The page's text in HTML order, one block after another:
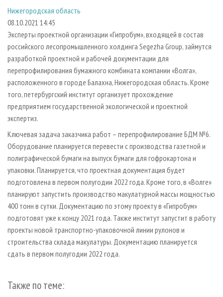
СУШКА ДРЕВЕСИНЫ
ПРОИЗВОДСТВО ДРЕВЕСНЫХ ПЛИТ
ДЕРЕВЯННОЕ ДОМОСТРОЕНИЕ
ПРОИЗВОДСТВО МЕБЕЛИ
БИОЭНЕРГЕТИКА
ЦБП
ИНСТРУМЕНТ И МАТЕРИАЛЫ
ПЕРСОНЫ
МОБИЛЬНЫЕ ВЫСТАВКИ
ОФИЦИАЛЬНЫЕ ДЕЛЕГАЦИИ
ПРИОРИТЕТНЫЕ ИНВЕСТПРОЕКТЫ
RUSSIAN FORESTRY REVIEW
ГАЗЕТА ЛЕСПРОМФОРУМ
БИБЛИОТЕКА СПЕЦИАЛИСТА
КОНТАКТЫ
РЕКЛАМОДАТЕЛЯМ
РЕКЛАМА
РЕКЛАМА НА САЙТЕ
Нижегородская область
08.10.2021 14:45
Эксперты проектной организации «Гипробум», входящей в состав
российского лесопромышленного холдинга Segezha Group, займутся
разработкой проектной и рабочей документации для
перепрофилирования бумажного комбината компании «Волга»,
расположенного в городе Балахна, Нижегородская область. Кроме
того, петербургский институт организует прохождение
предприятием государственной экологической и проектной
экспертиз.
Ключевая задача заказчика работ – перепрофилирование БДМ №6.
Оборудование планируется перевести с производства газетной и
полиграфической бумаги на выпуск бумаги для гофрокартона и
упаковки. Планируется, что проектная документация будет
подготовлена в первом полугодии 2022 года. Кроме того, в «Волге»
планируют запустить производство макулатурной массы мощностью
400 тонн в сутки. Документацию по этому проекту в «Гипробум»
подготовят уже к концу 2021 года. Также институт запустит в работу
проекты новой транспортно-упаковочной линии рулонов и
строительства склада макулатуры. Документацию планируется
сдать в первом полугодии 2022 года.
Также по теме: